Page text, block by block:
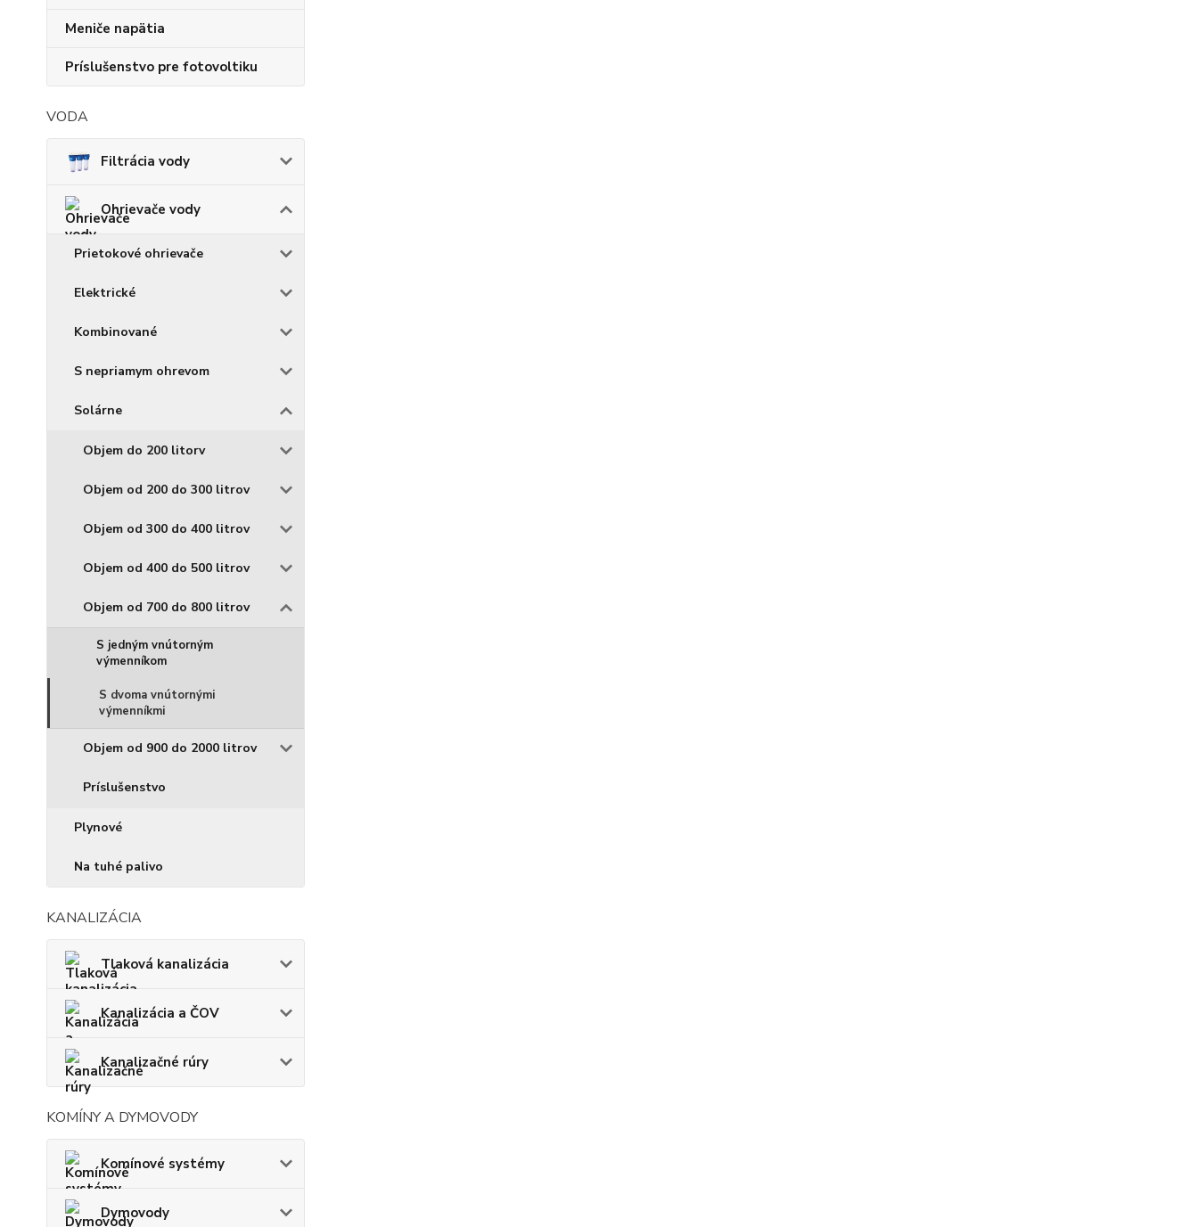
Meniče napätia
Príslušenstvo pre fotovoltiku
VODA
Filtrácia vody
Ohrievače vody
Prietokové ohrievače
Elektrické
Kombinované
S nepriamym ohrevom
Solárne
Objem do 200 litorv
Objem od 200 do 300 litrov
Objem od 300 do 400 litrov
Objem od 400 do 500 litrov
Objem od 700 do 800 litrov
S jedným vnútorným
výmenníkom
S dvoma vnútornými
výmenníkmi
Objem od 900 do 2000 litrov
Príslušenstvo
Plynové
Na tuhé palivo
KANALIZÁCIA
Tlaková kanalizácia
Kanalizácia a ČOV
Kanalizačné rúry
KOMÍNY A DYMOVODY
Komínové systémy
Dymovody